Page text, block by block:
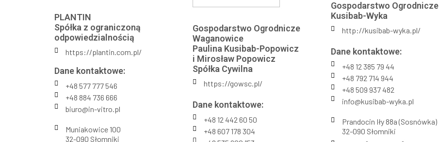
PLANTIN
Spółka z ograniczoną
odpowiedzialnością
https://plantin.com.pl/
Dane kontaktowe:
+48 577 777 546
+48 884 736 666
biuro@in-vitro.pl
Muniakowice 100
32-090 Słomniki
Gospodarstwo Ogrodnicze
Waganowice
Paulina Kusibab-Popowicz
i Mirosław Popowicz
Spółka Cywilna
https://gowsc.pl/
Dane kontaktowe:
+48 12 442 60 50
+48 607 178 304
Gospodarstwo Ogrodnicze
Kusibab-Wyka
http://kusibab-wyka.pl/
Dane kontaktowe:
+48 12 385 79 44
+48 792 714 944
+48 509 937 482
info@kusibab-wyka.pl
Prandocin Iły 88a (Sosnówka)
32-090 Słomniki